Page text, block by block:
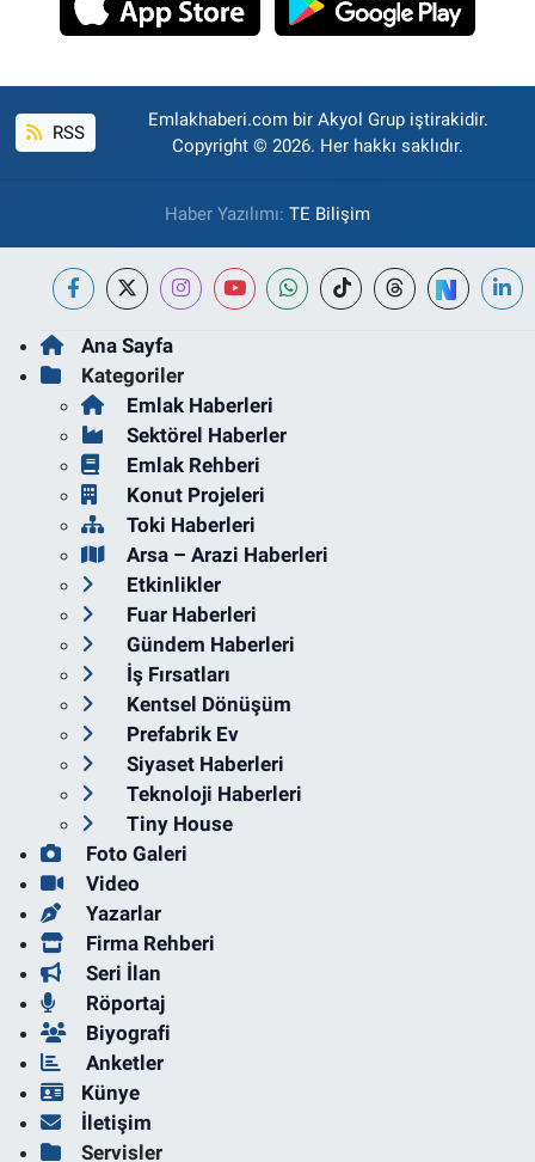
RSS
Emlakhaberi.com bir Akyol Grup iştirakidir.
Copyright © 2026. Her hakkı saklıdır.
Haber Yazılımı: TE Bilişim
Ana Sayfa
Kategoriler
Emlak Haberleri
Sektörel Haberler
Emlak Rehberi
Konut Projeleri
Toki Haberleri
Arsa – Arazi Haberleri
Etkinlikler
Fuar Haberleri
Gündem Haberleri
İş Fırsatları
Kentsel Dönüşüm
Prefabrik Ev
Siyaset Haberleri
Teknoloji Haberleri
Tiny House
Foto Galeri
Video
Yazarlar
Firma Rehberi
Seri İlan
Röportaj
Biyografi
Anketler
Künye
İletişim
Servisler